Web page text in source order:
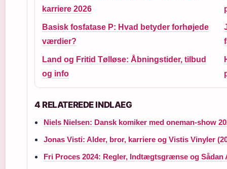
karriere 2026
Basisk fosfatase P: Hvad betyder forhøjede
værdier?
Land og Fritid Tølløse: Åbningstider, tilbud
og info
4 RELATEREDE INDLAEG
Niels Nielsen: Dansk komiker med oneman-show
Jonas Visti: Alder, bror, karriere og Vistis Vinyler
Fri Proces 2024: Regler, Indtægtsgrænse og Sådan